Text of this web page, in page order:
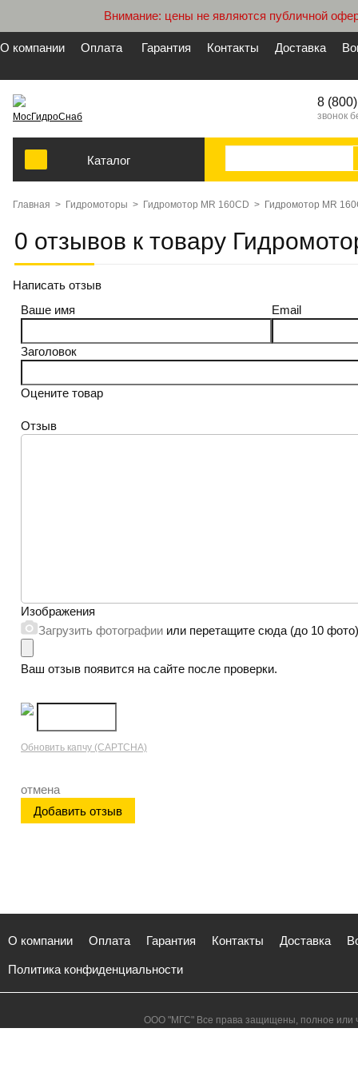
Внимание: цены не являются публичной
О компании Оплата Гарантия Контакты Доставка
МосГидроСнаб
8
звонок
Каталог
Главная > Гидромоторы > Гидромотор MR 160CD > Гидромотор MR
0 отзывов к товару
Написать отзыв
Ваше имя
Email
Заголовок
Оцените товар
Отзыв
Изображения
Загрузить фотографии или перетащите сюда (до 10 фото)
Ваш отзыв появится на сайте после проверки.
Обновить капчу (CAPTCHA)
отмена
О компании Оплата Гарантия Контакты Доставка
Политика конфиденциальности
ООО "МГС" Все права защищены, полное или